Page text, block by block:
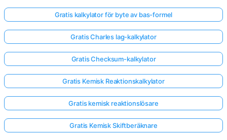
Gratis kalkylator för byte av bas-formel
Gratis Charles lag-kalkylator
Gratis Checksum-kalkylator
Gratis Kemisk Reaktionskalkylator
Gratis kemisk reaktionslösare
Gratis Kemisk Skiftberäknare